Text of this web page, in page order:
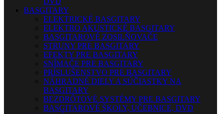
BASGITARY
ELEKTRICKÉ BASGITARY
ELEKTRO AKUSTICKÉ BASGITARY
BASGITAROVÉ ZOSILŇOVAČE
STRUNY PRE BASGITARY
EFEKTY PRE BASGITARY
SNÍMAČE PRE BASGITARY
PRÍSLUŠENSTVO PRE BASGITARY
NÁHRADNÉ DIELY A SÚČIASTKY NA
BASGITARY
BEZDRÔTOVÉ SYSTÉMY PRE BASGITARY
BASGITAROVÉ ŠKOLY, UČEBNICE, DVD